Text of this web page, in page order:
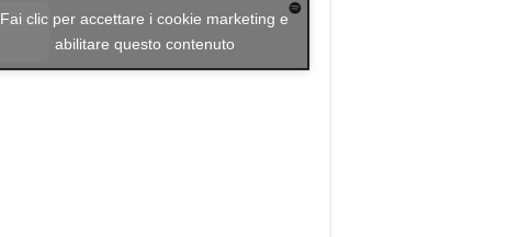
Fai clic per accettare i cookie marketing e
abilitare questo contenuto